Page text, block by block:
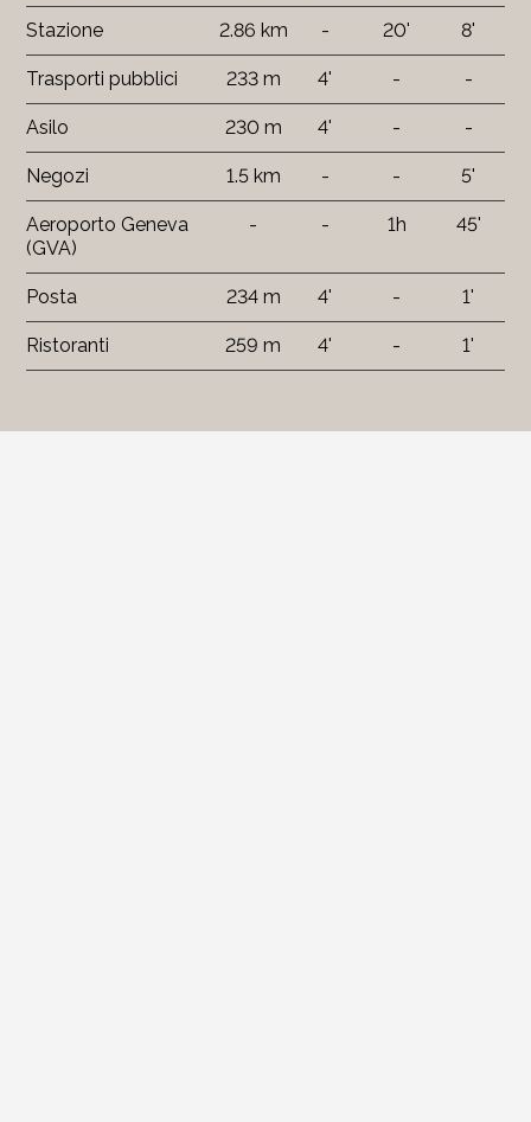
Stazione 2.86 km - 20' 8'
Trasporti pubblici 233 m 4' - -
Asilo 230 m 4' - -
Negozi 1.5 km - - 5'
Aeroporto Geneva
(GVA)
- - 1h 45'
Posta 234 m 4' - 1'
Ristoranti 259 m 4' - 1'